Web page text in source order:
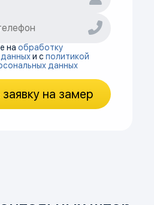
на обработку
и с политикой
данных
на замер